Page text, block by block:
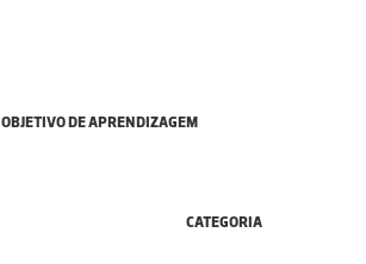
OBJETIVO DE APRENDIZAGEM
CATEGORIA